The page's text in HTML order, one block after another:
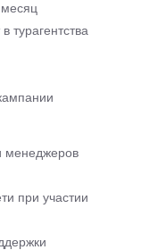
турагентства
менеджеров
при участии